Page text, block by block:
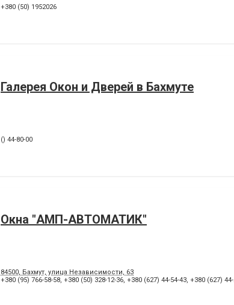
+380 (50) 1952026
Галерея Окон и Дверей в Бахмуте
() 44-80-00
Окна "АМП-АВТОМАТИК"
84500, Бахмут, улица Независимости, 63
+380 (95) 766-58-58, +380 (50) 328-12-36, +380 (627) 44-54-43, +380 (627) 44-03-80